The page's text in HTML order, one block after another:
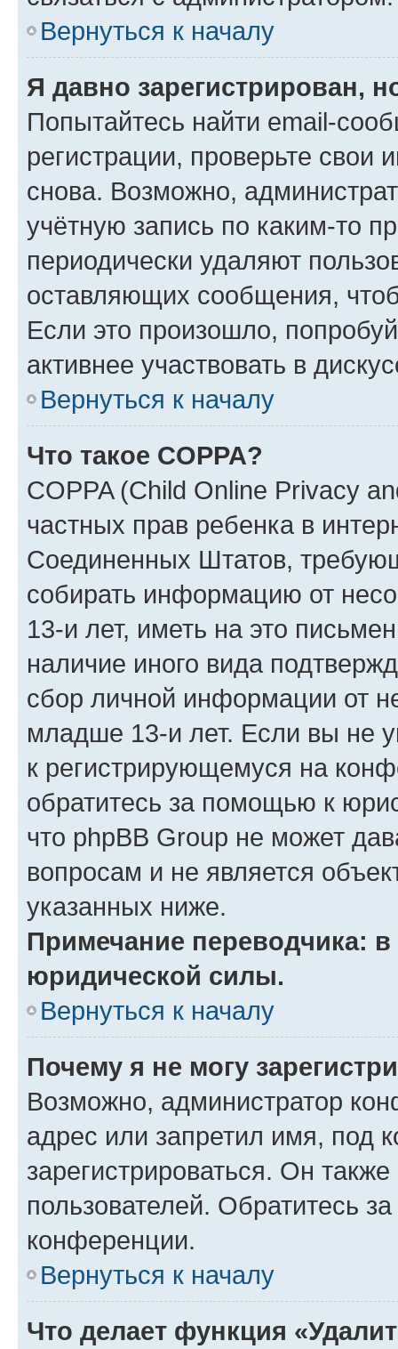
Вернуться к началу
Я давно зарегистрирован,
Попытайтесь найти email-
регистрации, проверьте свои
снова. Возможно,
учётную запись по каким-то
периодически удаляют
оставляющих сообщения,
Если это произошло,
активнее участвовать в
Вернуться к началу
Что такое COPPA?
COPPA (Child Online Privacy
частных прав ребенка в
Соединенных Штатов,
собирать информацию от
13-и лет, иметь на это
наличие иного вида
сбор личной информации от
младше 13-и лет. Если вы не
к регистрирующемуся на
обратитесь за помощью к
что phpBB Group не может
вопросам и не является
указанных ниже.
Примечание переводчика:
юридической силы.
Вернуться к началу
Почему я не могу
Возможно, администратор
адрес или запретил имя, под
зарегистрироваться. Он
пользователей. Обратитесь
конференции.
Вернуться к началу
Что делает функция